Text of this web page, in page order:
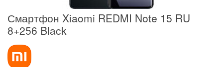
Смартфон Xiaomi REDMI Note 15 RU
8+256 Black